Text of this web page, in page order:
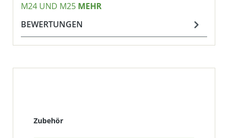
M24 UND M25 MEHR
BEWERTUNGEN
Produktgalerie überspringen
Zubehör